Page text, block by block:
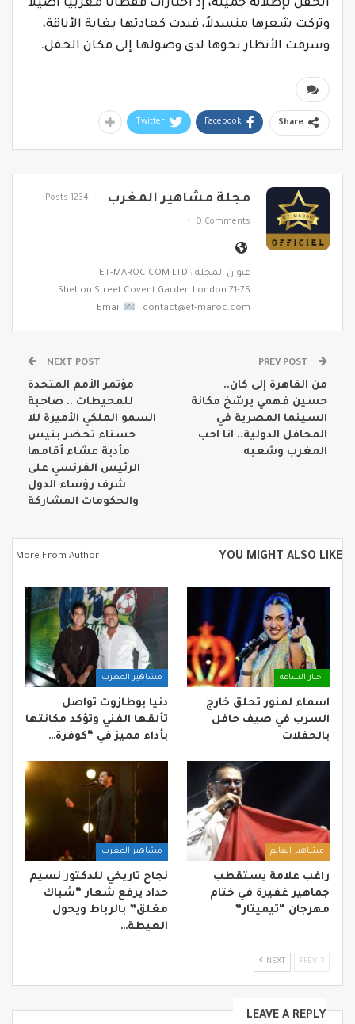
الحفل بإطلالة جميلة، إذ اختارات قفطانا مغربيا أصيلا
وتركت شعرها منسدلاً، فبدت كعادتها بغاية الأناقة،
وسرقت الأنظار نحوها لدى وصولها إلى مكان الحفل.
Share
Facebook
Twitter
مجلة مشاهير المغرب 1234 Posts
0 Comments
عنوان المجلة : ET-MAROC.COM LTD
71-75 Shelton Street Covent Garden London
Email
: contact@et-maroc.com
من القاهرة إلى كان..
حسين فهمي يرسّخ مكانة
السينما المصرية في
المحافل الدولية.. انا احب
المغرب وشعبه
NEXT POST
مؤتمر الأمم المتحدة
للمحيطات .. صاحبة
السمو الملكي الأميرة للا
حسناء تحضر بنيس
مأدبة عشاء أقامها
الرئيس الفرنسي على
شرف رؤساء الدول
والحكومات المشاركة
YOU MIGHT ALSO LIKE
More From Author
اخبار الساعة
اسماء لمنور تحلق خارج
السرب في صيف حافل
بالحفلات
مشاهير المغرب
دنيا بوطازوت تواصل
تألقها الفني وتؤكد مكانتها
بأداء مميز في “كوفرة…
مشاهير العالم
راغب علامة يستقطب
جماهير غفيرة في ختام
مهرجان “تيميتار”
مشاهير المغرب
نجاح تاريخي للدكتور نسيم
حداد يرفع شعار “شباك
مغلق” بالرباط ويحول
العيطة…
NEXT
LEAVE A REPLY